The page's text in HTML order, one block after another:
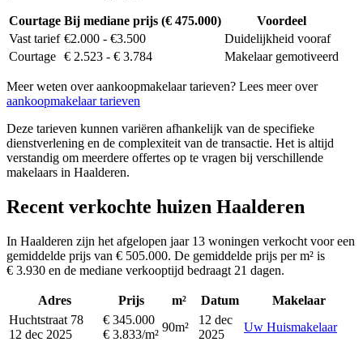
Courtage Bij mediane prijs (€ 475.000)
Voordeel
Vast tarief €2.000 - €3.500
Duidelijkheid vooraf
Courtage € 2.523 - € 3.784 Makelaar gemotiveerd
Meer weten over aankoopmakelaar tarieven? Lees meer over
aankoopmakelaar tarieven
Deze tarieven kunnen variëren afhankelijk van de specifieke
dienstverlening en de complexiteit van de transactie. Het is altijd
verstandig om meerdere offertes op te vragen bij verschillende
makelaars in Haalderen.
Recent verkochte huizen Haalderen
In Haalderen zijn het afgelopen jaar 13 woningen verkocht voor een
gemiddelde prijs van € 505.000. De gemiddelde prijs per m² is
€ 3.930 en de mediane verkooptijd bedraagt 21 dagen.
Adres Prijs m² Datum
Makelaar
Huchtstraat 78
12 dec 2025
€ 345.000
€ 3.833/m²
90m²
12 dec
2025
Uw Huismakelaar